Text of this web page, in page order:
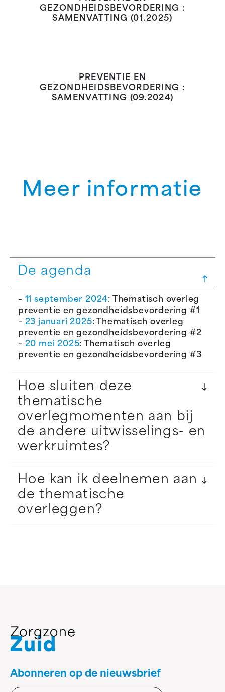
GEZONDHEIDSBEVORDERING :
SAMENVATTING (01.2025)
PREVENTIE EN
GEZONDHEIDSBEVORDERING :
SAMENVATTING (09.2024)
Meer informatie
De agenda
– 11 september 2024: Thematisch overleg
preventie en gezondheidsbevordering #1
– 23 januari 2025: Thematisch overleg
preventie en gezondheidsbevordering #2
– 20 mei 2025: Thematisch overleg
preventie en gezondheidsbevordering #3
Hoe sluiten deze
thematische
overlegmomenten aan bij
de andere uitwisselings- en
werkruimtes?
Hoe kan ik deelnemen aan
de thematische
overleggen?
Abonneren op de nieuwsbrief